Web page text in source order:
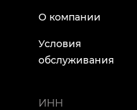
О компании
Условия
обслуживания
ИНН